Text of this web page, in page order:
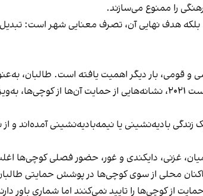
را ممنوع می‌سازند.
بلکه هدف نهایی آن، تصرف معنایی شهر است:
قومی، بار دیگر اهمیت یافته است. طالبان،
برخاسته از بافت اجتماعی پشتون‌ها، پیوندهایی با این گروه عشایری دارند. پس از بازگشت طالبان به قدرت در اگست ۲۰۲۱، نشانه‌هایی از
بادیه‌نشینی یا نیمه‌بادیه‌نشینی آمده‌اند و
غزنی، دایکندی و غور، حضور فصلی کوچی‌ها
محلی از سوی کوچی‌ها در پوشش حمایتی
کوچی‌ها را تایید نمی‌کنند اما شماری باور